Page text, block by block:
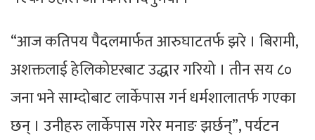
“आज कतिपय पैदलमार्फत आरुघाटतर्फ झरे । बिरामी,
अशक्तलाई हेलिकोप्टरबाट उद्धार गरियो । तीन सय ८०
जना भने साम्दोबाट लार्केपास गर्न धर्मशालातर्फ गएका
छन् । उनीहरु लार्केपास गरेर मनाङ झर्छन्”, पर्यटन